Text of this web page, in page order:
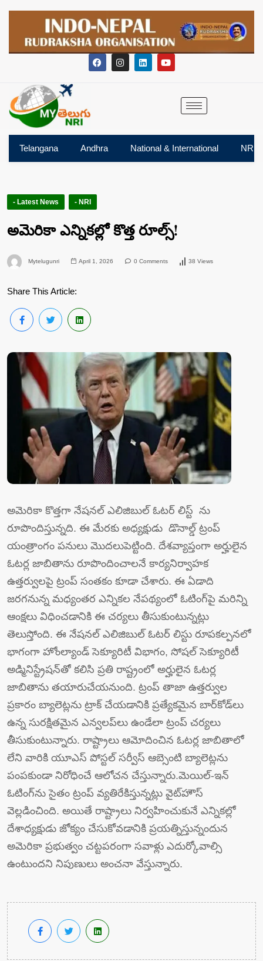
Telangana Andhra National & International NRI
- Latest News - NRI
అమెరికా ఎన్నికల్లో కొత్త రూల్స్!
Mytelugunri April 1, 2026 0 Comments 38 Views
Share This Article:
అమెరికా కొత్తగా నేషనల్‌ ఎలిజిబుల్‌ ఓటర్‌ లిస్ట్‌ ను
రూపొందిస్తున్నది. ఈ మేరకు అధ్యక్షుడు డొనాల్డ్‌ ట్రంప్‌
యంత్రాంగం పనులు మొదలుపెట్టింది. దేశవ్యాప్తంగా అర్హులైన
ఓటర్ల జాబితాను రూపొందించాలనే కార్యనిర్వాహక
ఉత్తర్వులపై ట్రంప్‌ సంతకం కూడా చేశారు. ఈ ఏడాది
జరగనున్న మధ్యంతర ఎన్నికల నేపథ్యంలో ఓటింగ్‌పై మరిన్ని
ఆంక్షలు విధించడానికి ఈ చర్యలు తీసుకుంటున్నట్లు
తెలుస్తోంది. ఈ నేషనల్ ఎలిజిబుల్ ఓటర్‌ లిస్టు రూపకల్పనలో
భాగంగా హోంల్యాండ్ సెక్యూరిటీ విభాగం, సోషల్ సెక్యూరిటీ
అడ్మినిస్ట్రేషన్‌తో కలిసి ప్రతి రాష్ట్రంలో అర్హులైన ఓటర్ల
జాబితాను తయారుచేయనుంది. ట్రంప్‌ తాజా ఉత్తర్వుల
ప్రకారం బ్యాలెట్లను ట్రాక్ చేయడానికి ప్రత్యేకమైన బార్‌కోడ్‌లు
ఉన్న సురక్షితమైన ఎన్వలప్‌లు ఉండేలా ట్రంప్ చర్యలు
తీసుకుంటున్నారు. రాష్ట్రాలు ఆమోదించిన ఓటర్ల జాబితాలో
లేని వారికి యూఎస్ పోస్టల్ సర్వీస్ ఆబ్సెంటి బ్యాలెట్లను
పంపకుండా నిరోధించే ఆలోచన చేస్తున్నారు.మెయిల్-ఇన్
ఓటింగ్‌ను సైతం ట్రంప్ వ్యతిరేకిస్తున్నట్లు వైట్‌హౌస్
వెల్లడించింది. అయితే రాష్ట్రాలు నిర్వహించుకునే ఎన్నికల్లో
దేశాధ్యక్షుడు జోక్యం చేసుకోవడానికి ప్రయత్నిస్తున్నందున
అమెరికా ప్రభుత్వం చట్టపరంగా సవాళ్లు ఎదుర్కోవాల్సి
ఉంటుందని నిపుణులు అంచనా వేస్తున్నారు.